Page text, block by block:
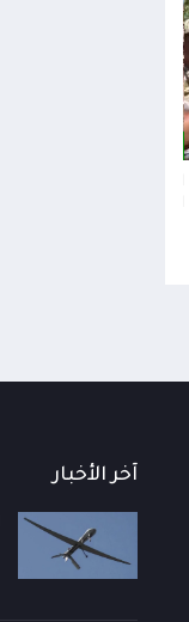
آخر الأخبار